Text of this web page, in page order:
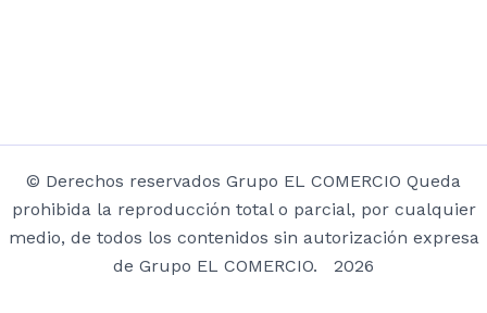
© Derechos reservados Grupo EL COMERCIO Queda
prohibida la reproducción total o parcial, por cualquier
medio, de todos los contenidos sin autorización expresa
de Grupo EL COMERCIO. 2026